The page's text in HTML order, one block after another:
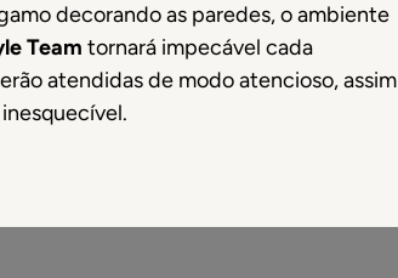
decorando as paredes, o ambiente
Team tornará impecável cada
atendidas de modo atencioso, assim